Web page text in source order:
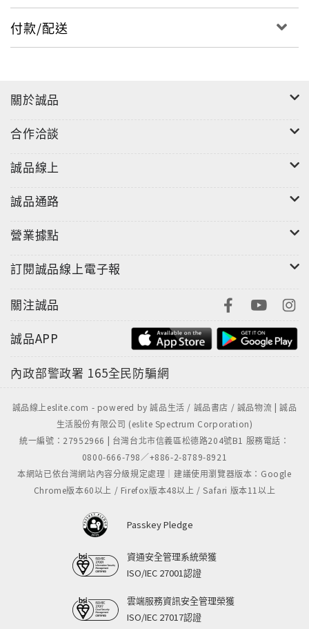
付款/配送
關於誠品
合作洽談
誠品線上
誠品通路
營業據點
訂閱誠品線上電子報
關注誠品
誠品APP
內政部警政署 165全民防騙網
誠品線上eslite.com - powered by 誠品生活 / 誠品書店 / 誠品物流 | 誠品
生活股份有限公司 (eslite Spectrum Corporation)
統一編號：27952966 | 台灣台北市信義區松德路204號B1 服務電話：
0800-666-798／+886-2-8789-8921
本網站已依台灣網站內容分級規定處理｜建議使用瀏覽器版本：Google
Chrome版本60以上 / Firefox版本48以上 / Safari 版本11以上
Passkey Pledge
資通安全管理系統榮獲
ISO/IEC 27001認證
雲端服務資訊安全管理榮獲
ISO/IEC 27017認證